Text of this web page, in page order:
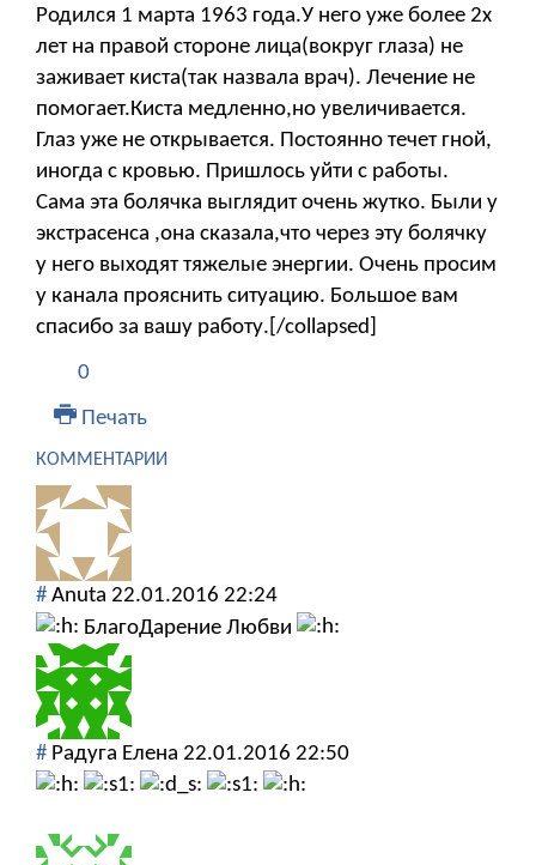
Родился 1 марта 1963 года.У него уже более 2х
лет на правой стороне лица(вокруг глаза) не
заживает киста(так назвала врач). Лечение не
помогает.Киста медленно,но увеличивается.
Глаз уже не открывается. Постоянно течет гной,
иногда с кровью. Пришлось уйти с работы.
Сама эта болячка выглядит очень жутко. Были у
экстрасенса ,она сказала,что через эту болячку
у него выходят тяжелые энергии. Очень просим
у канала прояснить ситуацию. Большое вам
спасибо за вашу работу.[/collapsed]
0
Печать
КОММЕНТАРИИ
# Anuta 22.01.2016 22:24
БлагоДарение Любви
# Радуга Елена 22.01.2016 22:50